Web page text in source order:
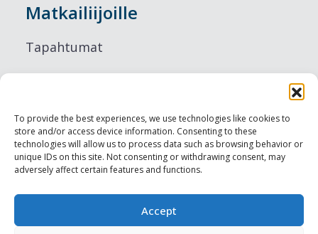
To provide the best experiences, we use technologies like cookies to
store and/or access device information. Consenting to these
technologies will allow us to process data such as browsing behavior or
unique IDs on this site. Not consenting or withdrawing consent, may
adversely affect certain features and functions.
Accept
Matkailiijoille
Tapahtumat
Ruokailu
Nähtävyydet
Visit Tallinn
Ammattilaisille